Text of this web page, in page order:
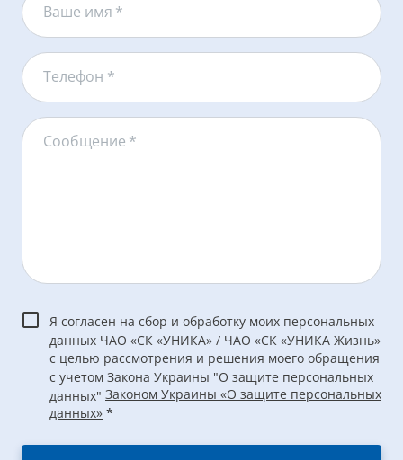
Ваше имя *
Телефон *
Сообщение *
Я согласен на сбор и обработку моих персональных
данных ЧАО «СК «УНИКА» / ЧАО «СК «УНИКА Жизнь»
с целью рассмотрения и решения моего обращения
с учетом Закона Украины "О защите персональных
данных" Законом Украины «О защите персональных
данных» *